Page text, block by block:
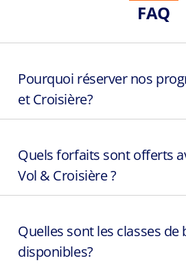
FAQ
Pourquoi réserver nos
et Croisière?
Quels forfaits sont offerts
Vol & Croisière ?
Quelles sont les classes de
disponibles?